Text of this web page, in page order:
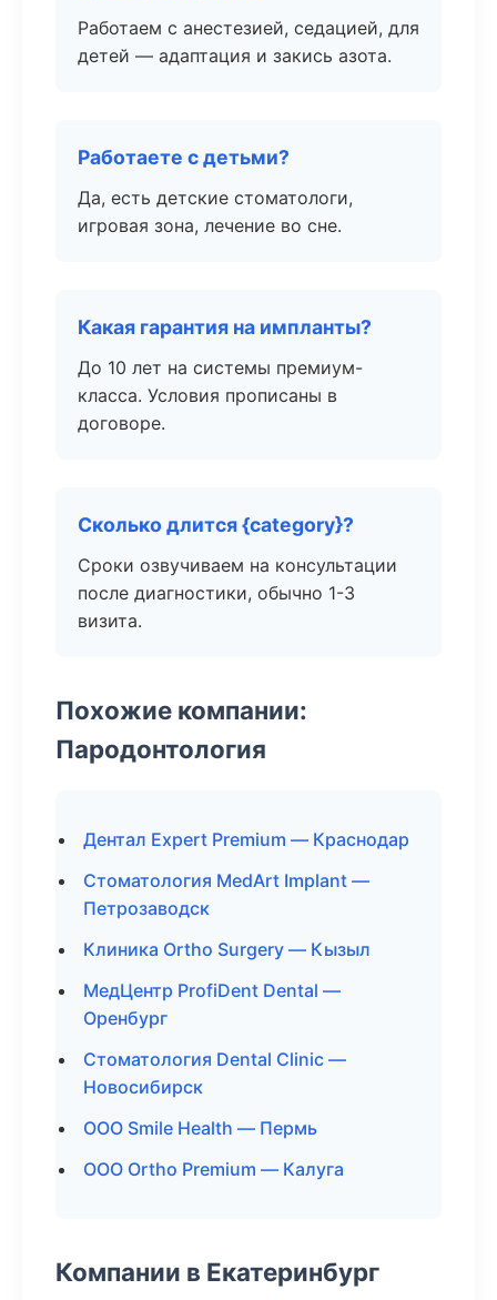
Работаем с анестезией, седацией, для
детей — адаптация и закись азота.
Работаете с детьми?
Да, есть детские стоматологи,
игровая зона, лечение во сне.
Какая гарантия на импланты?
До 10 лет на системы премиум-
класса. Условия прописаны в
договоре.
Сколько длится {category}?
Сроки озвучиваем на консультации
после диагностики, обычно 1-3
визита.
Похожие компании:
Пародонтология
Дентал Expert Premium — Краснодар
Стоматология MedArt Implant —
Петрозаводск
Клиника Ortho Surgery — Кызыл
МедЦентр ProfiDent Dental —
Оренбург
Стоматология Dental Clinic —
Новосибирск
ООО Smile Health — Пермь
ООО Ortho Premium — Калуга
Компании в Екатеринбург